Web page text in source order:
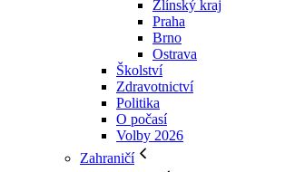
Zlínský kraj
Praha
Brno
Ostrava
Školství
Zdravotnictví
Politika
O počasí
Volby 2026
Zahraničí